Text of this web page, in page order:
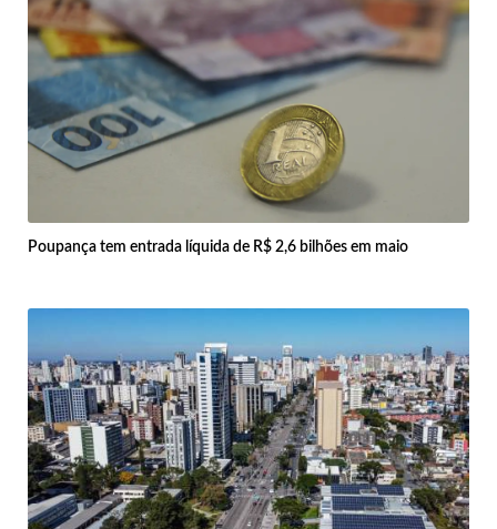
Poupança tem entrada líquida de R$ 2,6 bilhões em maio